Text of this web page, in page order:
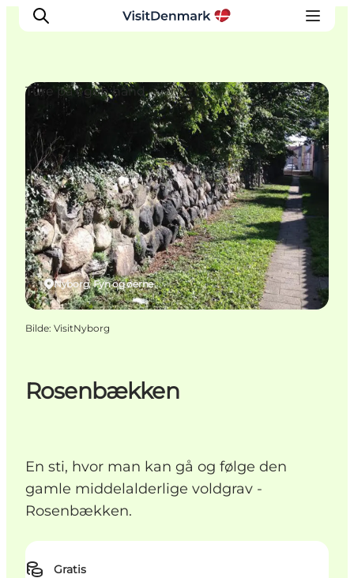
Inspirasjon
Reisemål
Aktiviteter
Overnatting
Planlegg reisen
Rosenbækken
En sti, hvor man kan gå og følge den
gamle middelalderlige voldgrav -
Rosenbækken.
Gratis
Nyborg, Fyn og øerne
Ture på egen hånd
Bilde: VisitNyborg